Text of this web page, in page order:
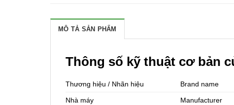
MÔ TẢ SẢN PHẨM
Thông số kỹ thuật cơ bản
Thương hiệu / Nhãn hiệu Brand name
Nhà máy Manufacturer